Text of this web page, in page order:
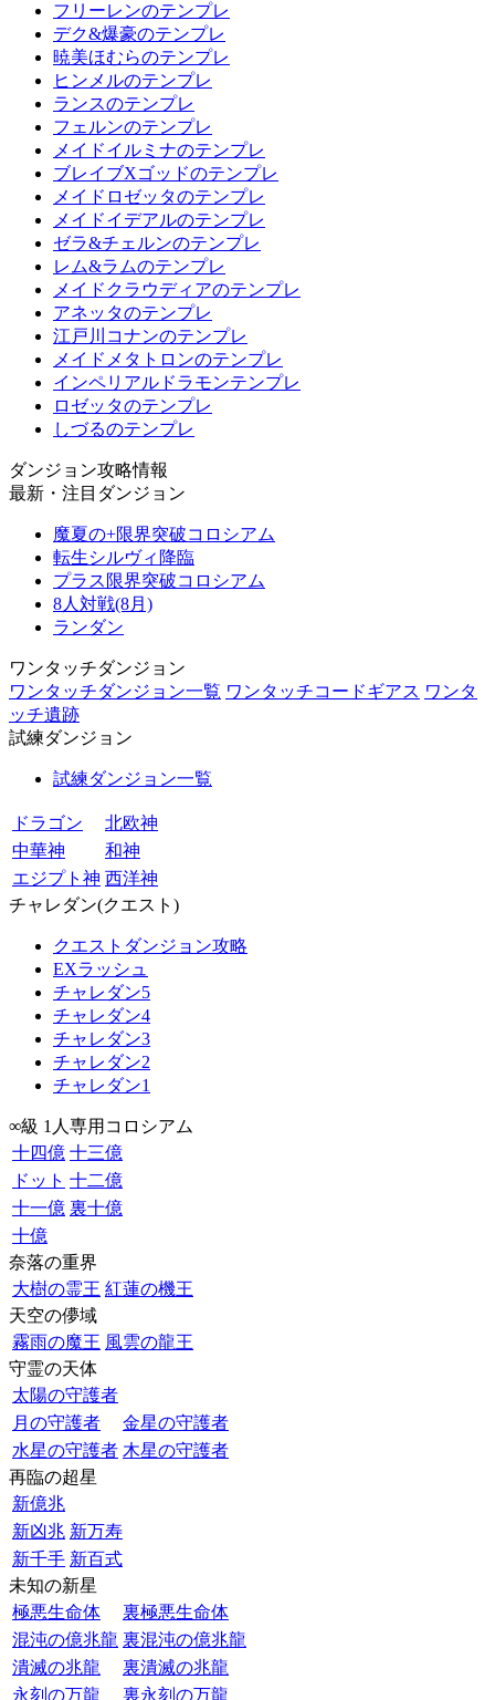
フリーレンのテンプレ
デク&爆豪のテンプレ
暁美ほむらのテンプレ
ヒンメルのテンプレ
ランスのテンプレ
フェルンのテンプレ
メイドイルミナのテンプレ
ブレイブXゴッドのテンプレ
メイドロゼッタのテンプレ
メイドイデアルのテンプレ
ゼラ&チェルンのテンプレ
レム&ラムのテンプレ
メイドクラウディアのテンプレ
アネッタのテンプレ
江戸川コナンのテンプレ
メイドメタトロンのテンプレ
インペリアルドラモンテンプレ
ロゼッタのテンプレ
しづるのテンプレ
ダンジョン攻略情報
最新・注目ダンジョン
魔夏の+限界突破コロシアム
転生シルヴィ降臨
プラス限界突破コロシアム
8人対戦(8月)
ランダン
ワンタッチダンジョン
ワンタッチダンジョン一覧 ワンタッチコードギアス ワンタ
ッチ遺跡
試練ダンジョン
試練ダンジョン一覧
ドラゴン
北欧神
中華神
和神
エジプト神 西洋神
チャレダン(クエスト)
クエストダンジョン攻略
EXラッシュ
チャレダン5
チャレダン4
チャレダン3
チャレダン2
チャレダン1
∞級 1人専用コロシアム
十四億 十三億
ドット 十二億
十一億 裏十億
十億
奈落の重界
大樹の霊王 紅蓮の機王
天空の儚域
霧雨の魔王 風雲の龍王
守霊の天体
太陽の守護者
月の守護者
金星の守護者
水星の守護者 木星の守護者
再臨の超星
新億兆
新凶兆 新万寿
新千手 新百式
未知の新星
極悪生命体
裏極悪生命体
混沌の億兆龍 裏混沌の億兆龍
潰滅の兆龍
裏潰滅の兆龍
永刻の万龍
裏永刻の万龍